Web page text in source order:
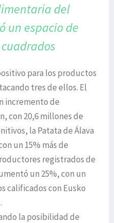
del
un espacio de
para los productos
tres de ellos. El
incremento de
con 20,6 millones de
la Patata de Álava
un 15% más de
registrados de
un 25%, con un
calificados con Eusko
la posibilidad de